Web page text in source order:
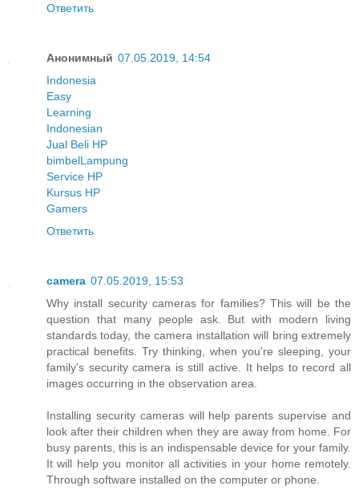
Ответить
Анонимный 07.05.2019, 14:54
Indonesia
Easy
Learning
Indonesian
Jual Beli HP
bimbelLampung
Service HP
Kursus HP
Gamers
Ответить
camera 07.05.2019, 15:53
Why install security cameras for families? This will be the
question that many people ask. But with modern living
standards today, the camera installation will bring extremely
practical benefits. Try thinking, when you're sleeping, your
family's security camera is still active. It helps to record all
images occurring in the observation area.
Installing security cameras will help parents supervise and
look after their children when they are away from home. For
busy parents, this is an indispensable device for your family.
It will help you monitor all activities in your home remotely.
Through software installed on the computer or phone.